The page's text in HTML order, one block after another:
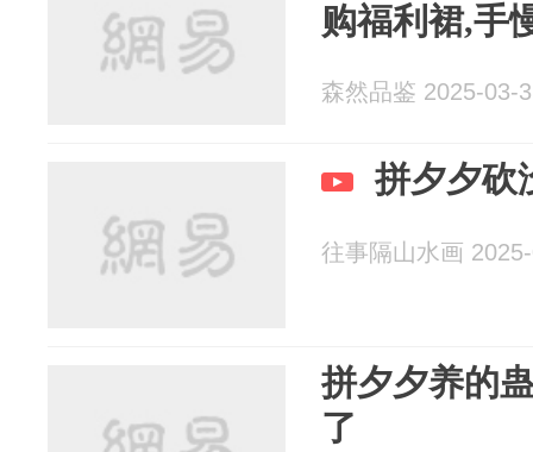
购福利裙,手
森然品鉴 2025-03-
拼夕夕砍
往事隔山水画
拼夕夕养的
了